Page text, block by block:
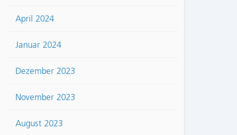
April 2024
Januar 2024
Dezember 2023
November 2023
August 2023